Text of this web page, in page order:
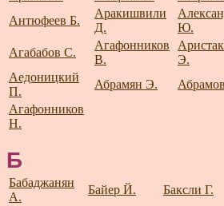
Антюфеев Б.
Аракишвили
Д.
Ю.
Агабабов С.
Агафонников
В.
Э.
Аедоницкий
П.
Абрамян Э.
Агафонников
Н.
Б
Бабаджанян
А.
Байер Й. Баксли Г.